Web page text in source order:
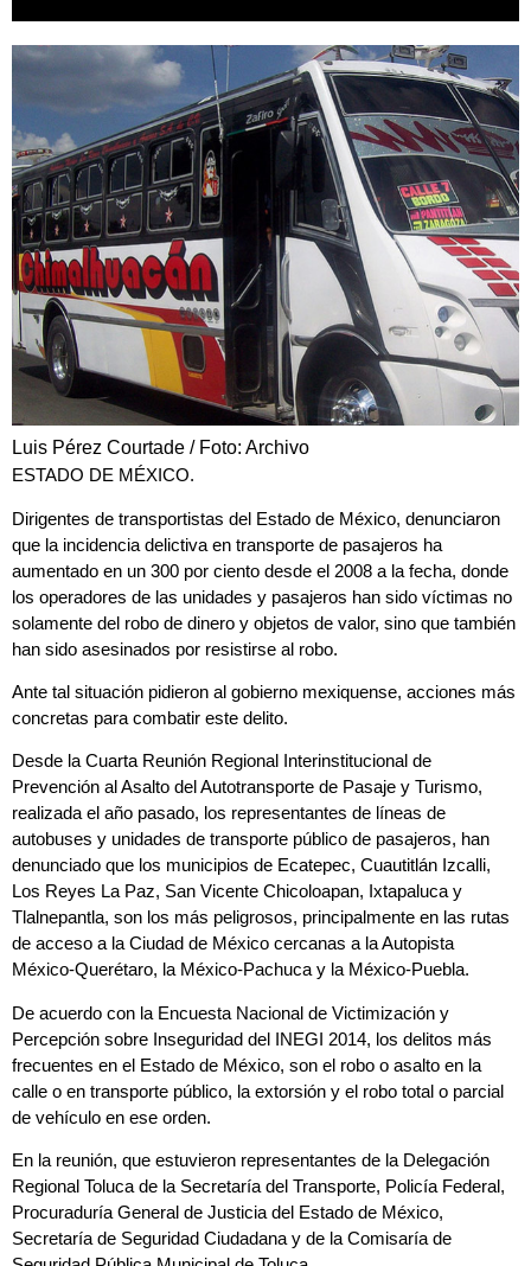
Luis Pérez Courtade / Foto: Archivo
ESTADO DE MÉXICO.
Dirigentes de transportistas del Estado de México, denunciaron
que la incidencia delictiva en transporte de pasajeros ha
aumentado en un 300 por ciento desde el 2008 a la fecha, donde
los operadores de las unidades y pasajeros han sido víctimas no
solamente del robo de dinero y objetos de valor, sino que también
han sido asesinados por resistirse al robo.
Ante tal situación pidieron al gobierno mexiquense, acciones más
concretas para combatir este delito.
Desde la Cuarta Reunión Regional Interinstitucional de
Prevención al Asalto del Autotransporte de Pasaje y Turismo,
realizada el año pasado, los representantes de líneas de
autobuses y unidades de transporte público de pasajeros, han
denunciado que los municipios de Ecatepec, Cuautitlán Izcalli,
Los Reyes La Paz, San Vicente Chicoloapan, Ixtapalucay
Tlalnepantla, son los más peligrosos, principalmente en las rutas
de acceso a la Ciudad de México cercanas a la Autopista
México-Querétaro, la México-Pachuca y la México-Puebla.
De acuerdo con la Encuesta Nacional de Victimización y
Percepción sobre Inseguridad del INEGI 2014, los delitos más
frecuentes en el Estado de México, son el robo o asalto en la
calle o en transporte público, la extorsión y el robo total o parcial
de vehículo en ese orden.
En la reunión, que estuvieron representantes de la Delegación
Regional Toluca de la Secretaría del Transporte, Policía Federal,
Procuraduría General de Justicia del Estado de México,
Secretaría de Seguridad Ciudadana y de la Comisaría de